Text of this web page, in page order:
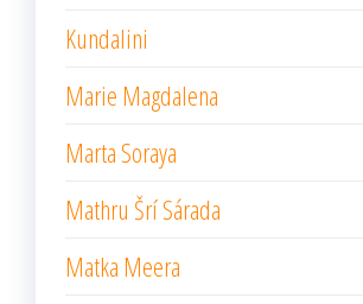
Kundalini
Marie Magdalena
Marta Soraya
Mathru Šrí Sárada
Matka Meera